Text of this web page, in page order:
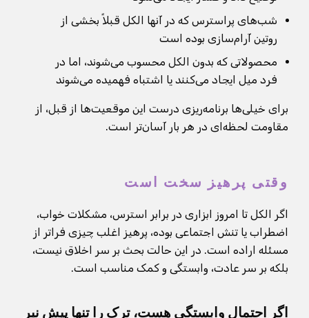
شب‌های پراسترس که در آنها الکل قبلاً بخشی از
روتین آرام‌سازی بوده است
محصولاتی که بدون الکل محسوب می‌شوند، اما در
فرد میل ایجاد می‌کنند یا اشتباه فهمیده می‌شوند
برای خیلی‌ها برنامه‌ریزی درست این موقعیت‌ها از قبل، از
مقاومت لحظه‌ای در هر بار آسان‌تر است.
وقتی پرهیز سخت است
اگر الکل تا امروز ابزاری در برابر استرس، مشکلات خواب،
اضطراب یا تنش اجتماعی بوده، پرهیز اغلب چیزی فراتر از
مسئله اراده است. در این حالت بحث بر سر اخلاق نیست،
بلکه بر سر عادت، وابستگی و کمک مناسب است.
اگر احتمال وابستگی هست، ترک را تنها پیش نبر